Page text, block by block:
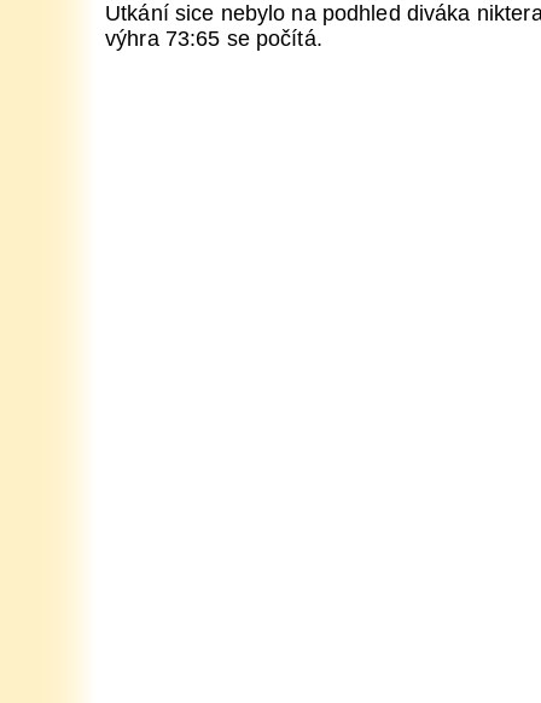
Utkání sice nebylo na podhled diváka
výhra 73:65 se počítá.